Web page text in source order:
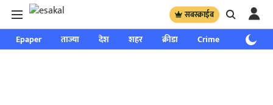
सबस्क्राईब
Epaper ताज्या देश शहर क्रीडा Crime साप्ताहिक